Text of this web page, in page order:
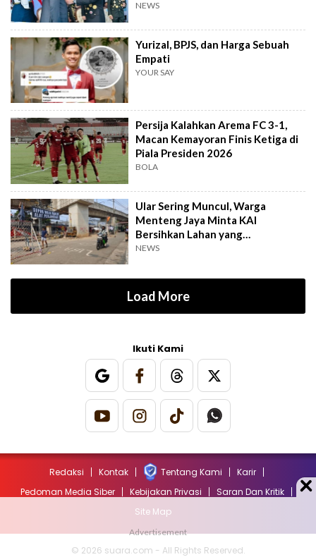
Politik
NEWS
Yurizal, BPJS, dan Harga Sebuah
Empati
YOUR SAY
Persija Kalahkan Arema FC 3-1,
Macan Kemayoran Finis Ketiga di
Piala Presiden 2026
BOLA
Ular Sering Muncul, Warga
Menteng Jaya Minta KAI
Bersihkan Lahan yang
Terbengkalai
NEWS
Load More
Ikuti Kami
Redaksi Kontak Tentang Kami
Karir
Pedoman Media Siber
Kebijakan Privasi
Saran Dan Kritik
Site Map
© 2026 suara.com - All Rights Reserved.